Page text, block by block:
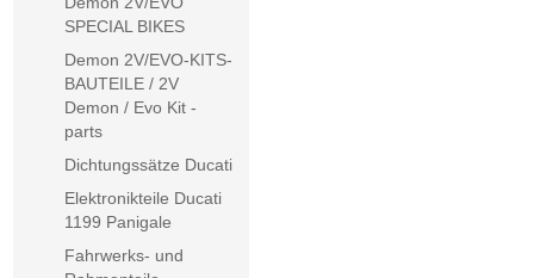
SPECIAL BIKES
Demon 2V/EVO-KITS-
BAUTEILE / 2V
Demon / Evo Kit -
parts
Dichtungssätze Ducati
Elektronikteile Ducati
1199 Panigale
Fahrwerks- und